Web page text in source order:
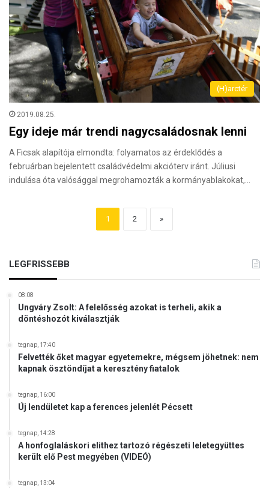
(H)arctér
2019.08.25.
Egy ideje már trendi nagycsaládosnak lenni
A Ficsak alapítója elmondta: folyamatos az érdeklődés a
februárban bejelentett családvédelmi akcióterv iránt. Júliusi
indulása óta valósággal megrohamozták a kormányablakokat,…
1 2 »
LEGFRISSEBB
08:08
Ungváry Zsolt: A felelősség azokat is terheli, akik a
döntéshozót kiválasztják
tegnap, 17:40
Felvették őket magyar egyetemekre, mégsem jöhetnek: nem
kapnak ösztöndíjat a keresztény fiatalok
tegnap, 16:00
Új lendületet kap a ferences jelenlét Pécsett
tegnap, 14:28
A honfoglaláskori elithez tartozó régészeti leletegyüttes
került elő Pest megyében (VIDEÓ)
tegnap, 13:04